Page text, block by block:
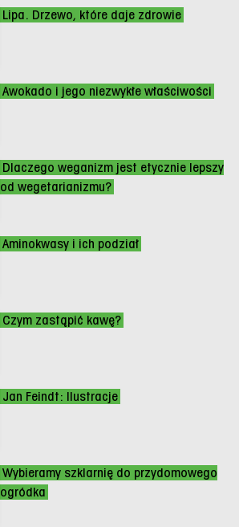
Lipa. Drzewo, które daje zdrowie
Awokado i jego niezwykłe właściwości
Dlaczego weganizm jest etycznie lepszy
od wegetarianizmu?
Aminokwasy i ich podział
Czym zastąpić kawę?
Jan Feindt: Ilustracje
Wybieramy szklarnię do przydomowego
ogródka